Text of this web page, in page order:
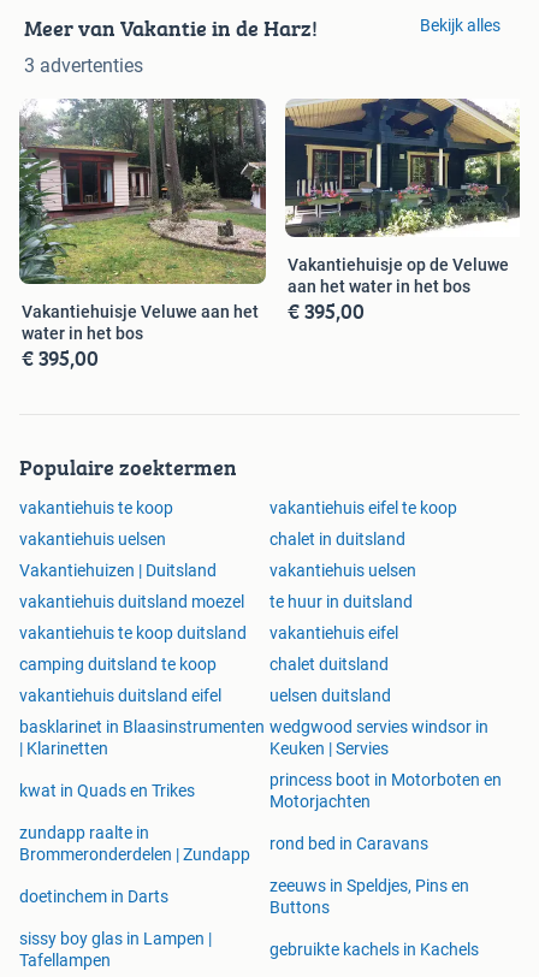
Meer van Vakantie in de Harz!
3 advertenties
Bekijk alles
Vakantiehuisje Veluwe aan het
water in het bos
€ 395,00
Vakantiehuisje op de Veluwe
aan het water in het bos
€ 395,00
Populaire zoektermen
vakantiehuis te koop
vakantiehuis eifel te koop
vakantiehuis uelsen
chalet in duitsland
Vakantiehuizen | Duitsland
vakantiehuis uelsen
vakantiehuis duitsland moezel
te huur in duitsland
vakantiehuis te koop duitsland
vakantiehuis eifel
camping duitsland te koop
chalet duitsland
vakantiehuis duitsland eifel
uelsen duitsland
basklarinet in Blaasinstrumenten
| Klarinetten
wedgwood servies windsor in
Keuken | Servies
kwat in Quads en Trikes
princess boot in Motorboten en
Motorjachten
zundapp raalte in
Brommeronderdelen | Zundapp
rond bed in Caravans
doetinchem in Darts
zeeuws in Speldjes, Pins en
Buttons
sissy boy glas in Lampen |
Tafellampen
gebruikte kachels in Kachels